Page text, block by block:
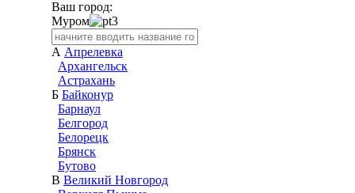
Ваш город:
Муром
А Апрелевка
Архангельск
Астрахань
Б Байконур
Барнаул
Белгород
Белорецк
Брянск
Бутово
В Великий Новгород